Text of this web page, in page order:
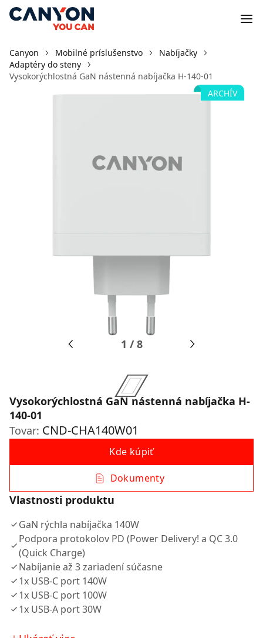
Canyon Mobilné príslušenstvo
Nabíjačky
Adaptéry do steny
Vysokorýchlostná GaN nástenná nabíjačka H-140-01
ARCHÍV
1 /8
Vysokorýchlostná GaN nástenná nabíjačka H-
140-01
Tovar: CND-CHA140W01
Kde kúpiť
Dokumenty
Vlastnosti produktu
GaN rýchla nabíjačka 140W
Podpora protokolov PD (Power Delivery! a QC 3.0
(Quick Charge)
Nabíjanie až 3 zariadení súčasne
1x USB-C port 140W
1x USB-C port 100W
1x USB-A port 30W